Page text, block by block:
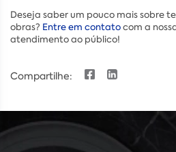
Deseja saber um pouco mais sobre
obras? Entre em contatocom a
atendimento ao público!
Compartilhe: